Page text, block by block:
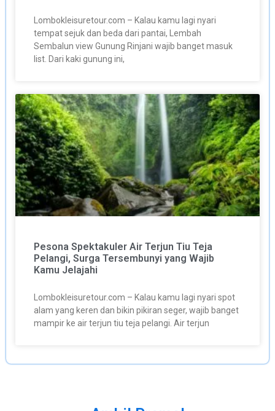
Lombokleisuretour.com – Kalau kamu lagi nyari
tempat sejuk dan beda dari pantai, Lembah
Sembalun view Gunung Rinjani wajib banget masuk
list. Dari kaki gunung ini,
Pesona Spektakuler Air Terjun Tiu Teja
Pelangi, Surga Tersembunyi yang Wajib
Kamu Jelajahi
Lombokleisuretour.com – Kalau kamu lagi nyari spot
alam yang keren dan bikin pikiran seger, wajib banget
mampir ke air terjun tiu teja pelangi. Air terjun